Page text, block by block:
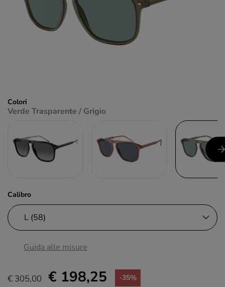
Colori
Verde Trasparente / Grigio
Calibro
Guida alle misure
€ 305,00 € 198,25 -35%